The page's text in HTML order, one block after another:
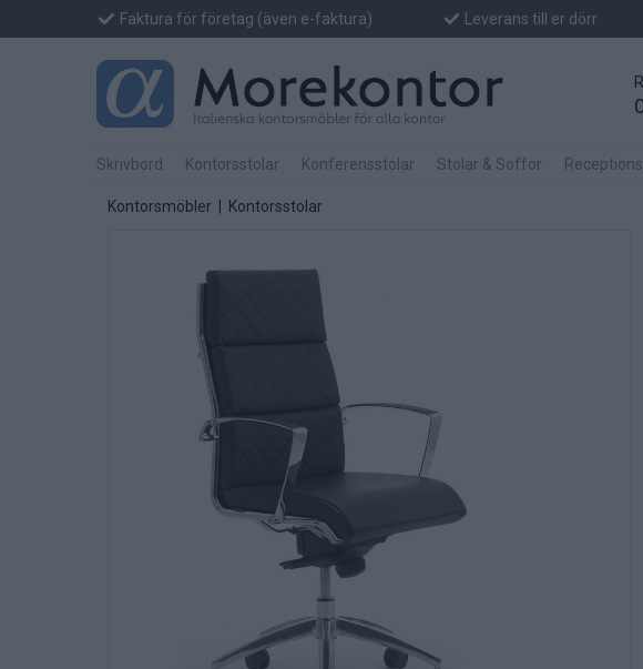
Faktura för företag (även e-faktura) Leverans till er dörr
Skrivbord Kontorsstolar Konferensstolar Stolar & Soffor
Kontorsmöbler Kontorsstolar